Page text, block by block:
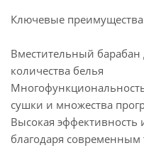
Ключевые
Вместительный
количества белья
сушки и множества
Высокая эффективность
благодаря современным